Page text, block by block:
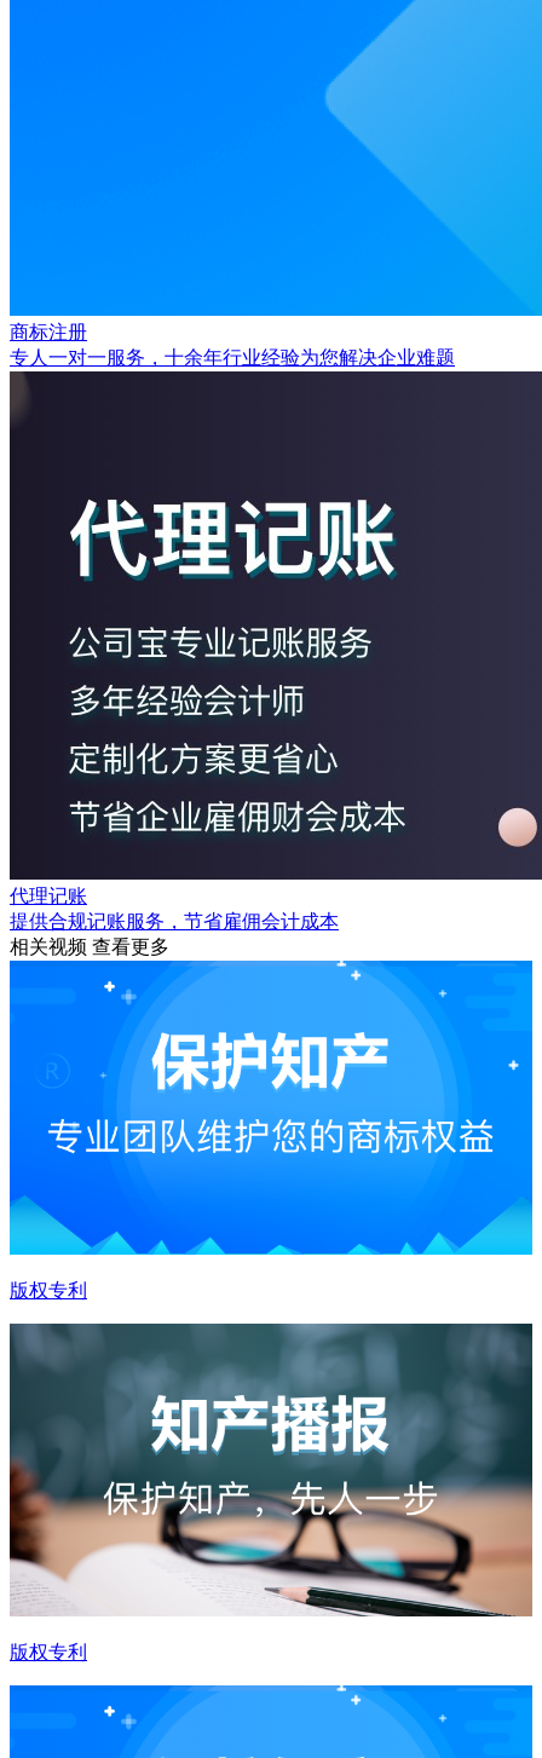
商标注册
专人一对一服务，十余年行业经验为您解决企业难题
代理记账
提供合规记账服务，节省雇佣会计成本
相关视频 查看更多
版权专利
版权专利